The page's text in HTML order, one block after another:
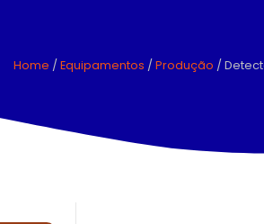
Home / Equipamentos / Produção /